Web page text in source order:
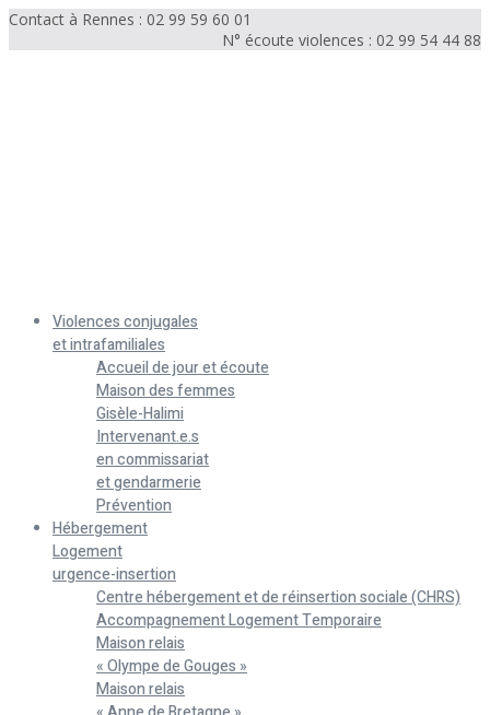
Contact à Rennes : 02 99 59 60 01
N° écoute violences : 02 99 54 44 88
Violences conjugales
et intrafamiliales
Accueil de jour et écoute
Maison des femmes
Gisèle-Halimi
Intervenant.e.s
en commissariat
et gendarmerie
Prévention
Hébergement
Logement
urgence-insertion
Centre hébergement et de réinsertion sociale (CHRS)
Accompagnement Logement Temporaire
Maison relais
« Olympe de Gouges »
Maison relais